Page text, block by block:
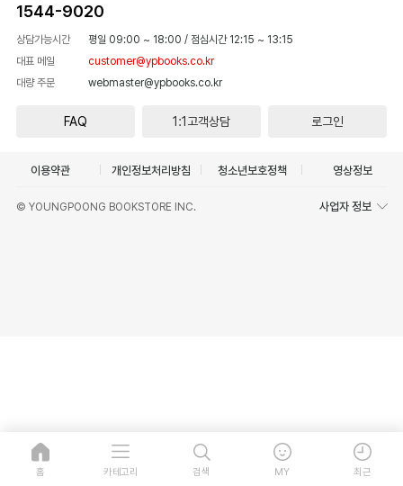
1544-9020
상담가능시간 평일 09:00 ~ 18:00 / 점심시간 12:15 ~ 13:15
대표 메일
customer@ypbooks.co.kr
대량 주문
webmaster@ypbooks.co.kr
FAQ 1:1고객상담 로그인
이용약관 개인정보처리방침 청소년보호정책 영상정보
© YOUNGPOONG BOOKSTORE INC. 사업자 정보
홈 카테고리 검색 MY 최근